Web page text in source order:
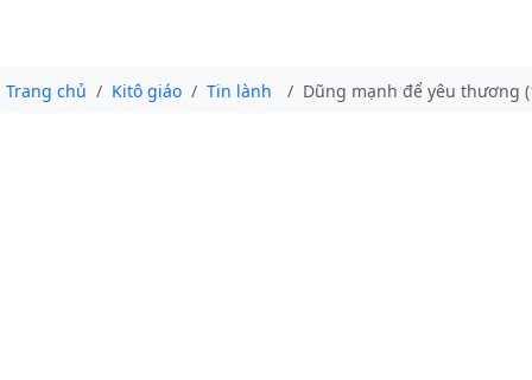
Trang chủ Kitô giáo Tin lành Dũng mạnh để yêu thương